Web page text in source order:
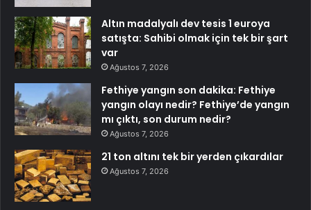
Altın madalyalı dev tesis 1 euroya
satışta: Sahibi olmak için tek bir şart
var
Ağustos 7, 2026
Fethiye yangın son dakika: Fethiye
yangın olayı nedir? Fethiye’de yangın
mı çıktı, son durum nedir?
Ağustos 7, 2026
21 ton altını tek bir yerden çıkardılar
Ağustos 7, 2026